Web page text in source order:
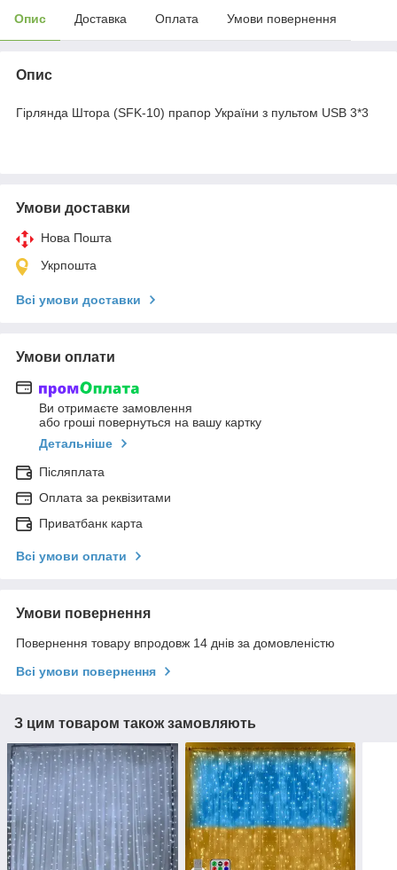
Опис Доставка Оплата Умови повернення
Опис
Гірлянда Штора (SFK-10) прапор України з пультом USB 3*3
Умови доставки
Нова Пошта
Укрпошта
Всі умови доставки
Умови оплати
Ви отримаєте замовлення
або гроші повернуться на вашу картку
Детальніше
Післяплата
Оплата за реквізитами
Приватбанк карта
Всі умови оплати
Умови повернення
Повернення товару впродовж 14 днів за домовленістю
Всі умови повернення
З цим товаром також замовляють